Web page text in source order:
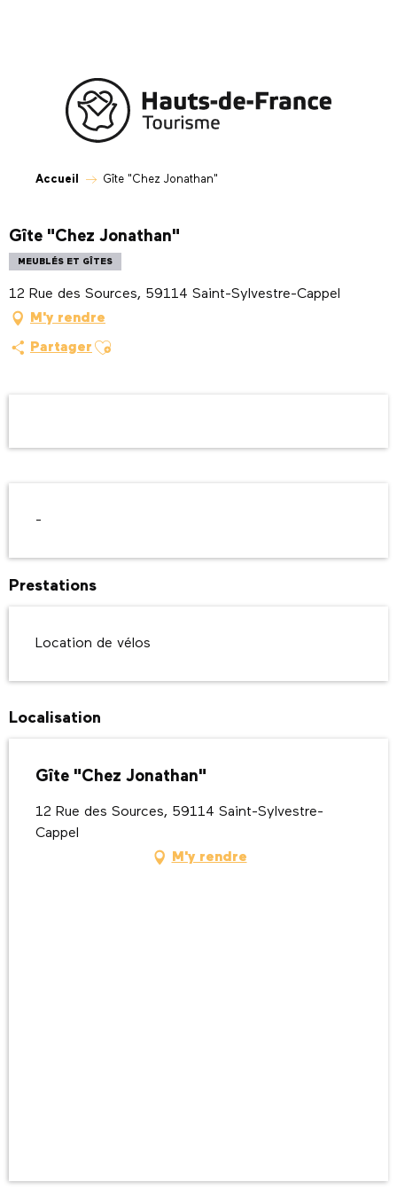
Accueil Gîte "Chez Jonathan"
Gîte "Chez Jonathan"
MEUBLÉS ET GÎTES
12 Rue des Sources, 59114 Saint-Sylvestre-Cappel
M'y rendre
Partager Ajouter aux favoris
-
Prestations
Location de vélos
Localisation
Gîte "Chez Jonathan"
12 Rue des Sources, 59114 Saint-Sylvestre-
Cappel
M'y rendre